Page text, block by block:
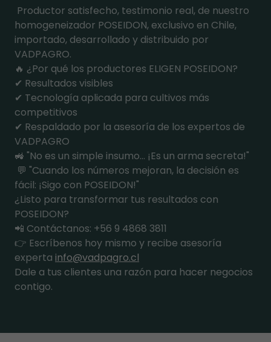
Productor satisfecho, testimonio real, de nuestro
homogeneizador POSEIDON, exclusivo en Chile,
importado, desarrollado y distribuido por
VADPAGRO.
🔥 ¿Por qué los productores ELIGEN POSEIDON?
✔ Resultados visibles
✔ Tecnología aplicada para cultivos más
competitivos
✔ Respaldado por la asesoría de los expertos de
VADPAGRO
🚜 "No es un simple insumo... ¡Es un arma secreta!"
💬 "Cuando los números mejoran, la decisión es
fácil: ¡Sigo con POSEIDON!"
¿Listo para transformar tus resultados con
POSEIDON?
📲 Contáctanos: +56 9 4868 3811
👉 Escríbenos hoy mismo y recibe asesoría
experta info@vadpagro.cl
Dale a tus clientes una razón para hacer negocios
contigo.